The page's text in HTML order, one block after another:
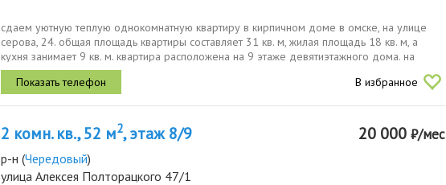
сдаем уютную теплую однокомнатную квартиру в кирпичном доме в омске, на улице
серова, 24. общая площадь квартиры составляет 31 кв. м, жилая площадь 18 кв. м, а
кухня занимает 9 кв. м. квартира расположена на 9 этаже девятиэтажного дома. на
площадке...
В избранное
2 комн. кв., 52 м2, этаж 8/9 20 000 ₽/мес
р-н (Чередовый)
улица Алексея Полторацкого 47/1